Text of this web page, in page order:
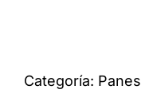
Categoría: Panes